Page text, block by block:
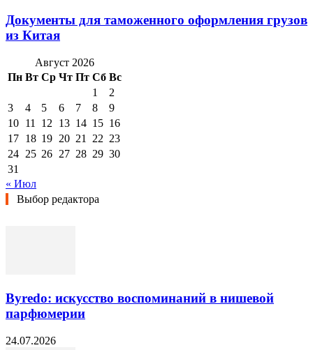
Документы для таможенного оформления грузов
из Китая
Август 2026
Пн Вт Ср Чт Пт Сб Вс
1
2
3
4 5 6 7 8
9
10 11 12 13 14 15 16
17 18 19 20 21 22 23
24 25 26 27 28 29 30
31
« Июл
Выбор редактора
Byredo: искусство воспоминаний в нишевой
парфюмерии
24.07.2026